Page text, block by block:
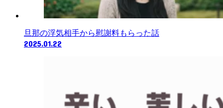
旦那の浮気相手から慰謝料もらった話
2025.01.22